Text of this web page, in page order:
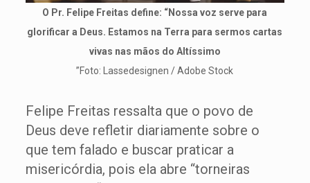
O Pr. Felipe Freitas define: “Nossa voz serve para
glorificar a Deus. Estamos na Terra para sermos cartas
vivas nas mãos do Altíssimo
”Foto: Lassedesignen / Adobe Stock
Felipe Freitas ressalta que o povo de
Deus deve refletir diariamente sobre o
que tem falado e buscar praticar a
misericórdia, pois ela abre “torneiras